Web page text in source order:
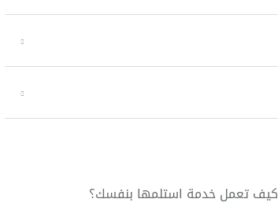
كيف تعمل خدمة استلمها بنفسك؟